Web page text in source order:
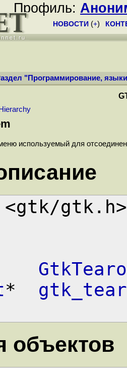
Профиль:
НОВОСТИ (+)
"Программирование,
используемый для
gtk.h>
*
объектов